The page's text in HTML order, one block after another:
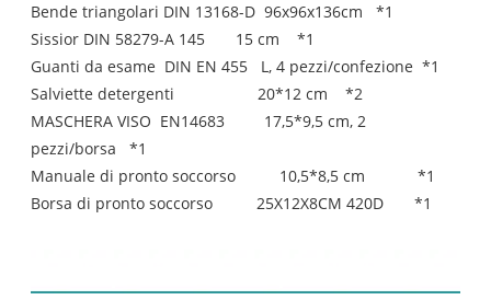
Bende triangolari DIN 13168-D 96x96x136cm *1
Sissior DIN 58279-A 145 15 cm *1
Guanti da esame DIN EN 455 L, 4 pezzi/confezione *1
Salviette detergenti 20*12 cm *2
MASCHERA VISO EN14683 17,5*9,5 cm, 2
pezzi/borsa *1
Manuale di pronto soccorso 10,5*8,5 cm *1
Borsa di pronto soccorso 25X12X8CM 420D *1